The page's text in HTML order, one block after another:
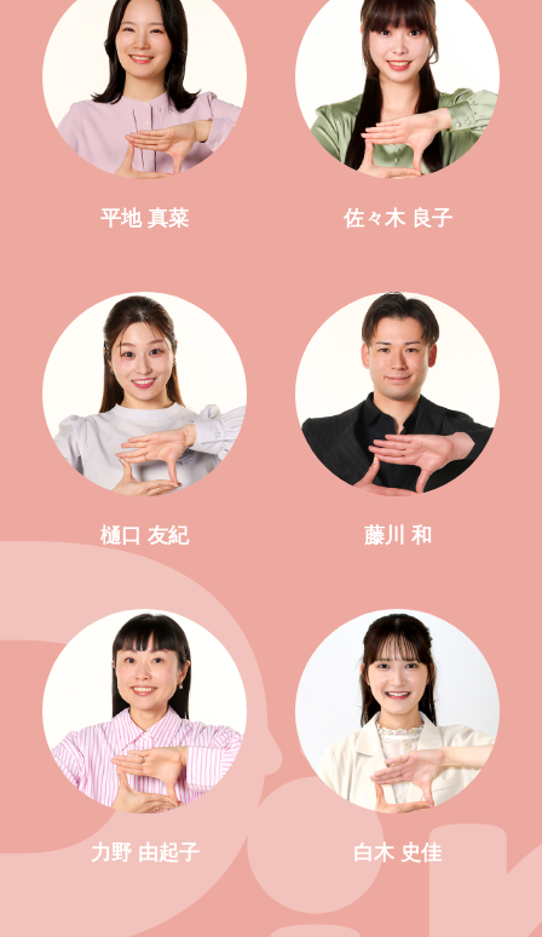
平地 真菜 佐々木 良子
樋口 友紀 藤川 和
力野 由起子 白木 史佳